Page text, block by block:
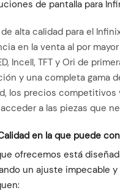
de pantalla para
alta calidad para el
en la venta al por
Incell, TFT y Ori de
y una completa gama
los precios competitivos
a las piezas que
en la que puede
ofrecemos está
un ajuste impecable